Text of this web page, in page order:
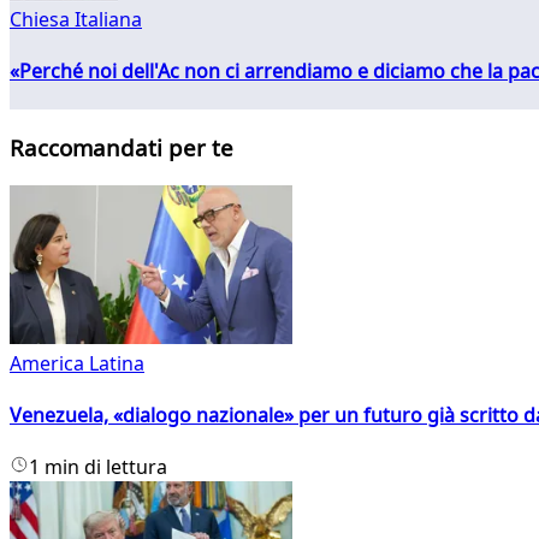
Chiesa Italiana
«Perché noi dell'Ac non ci arrendiamo e diciamo che la
Raccomandati per te
America Latina
Venezuela, «dialogo nazionale» per un futuro già scritto
1 min di lettura